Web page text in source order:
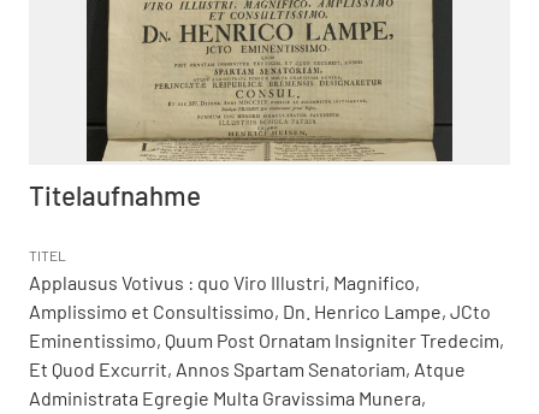
Titelaufnahme
TITEL
Applausus Votivus : quo Viro Illustri, Magnifico,
Amplissimo et Consultissimo, Dn. Henrico Lampe, JCto
Eminentissimo, Quum Post Ornatam Insigniter Tredecim,
Et Quod Excurrit, Annos Spartam Senatoriam, Atque
Administrata Egregie Multa Gravissima Munera,